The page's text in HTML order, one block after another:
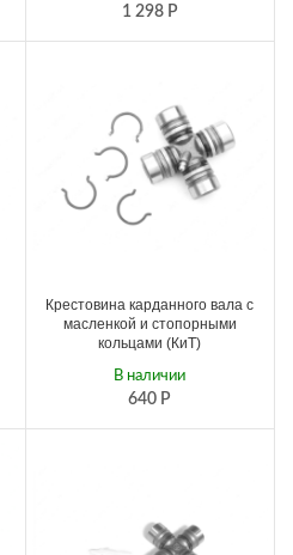
1 298 Р
Крестовина карданного вала с
масленкой и стопорными
кольцами (КиТ)
640 Р
В наличии